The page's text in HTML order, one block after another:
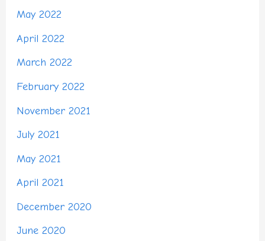
May 2022
April 2022
March 2022
February 2022
November 2021
July 2021
May 2021
April 2021
December 2020
June 2020